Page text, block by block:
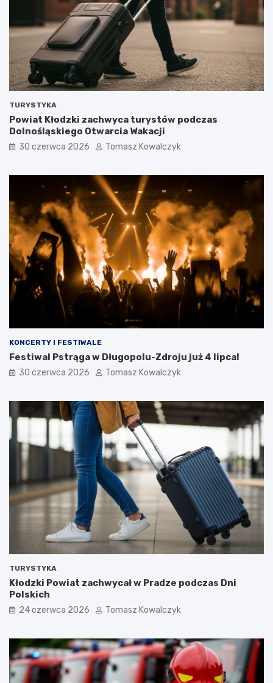
TURYSTYKA
Powiat Kłodzki zachwyca turystów podczas
Dolnośląskiego Otwarcia Wakacji
30 czerwca 2026 Tomasz Kowalczyk
KONCERTY I FESTIWALE
Festiwal Pstrąga w Długopolu-Zdroju już 4 lipca!
30 czerwca 2026 Tomasz Kowalczyk
TURYSTYKA
Kłodzki Powiat zachwycał w Pradze podczas Dni
Polskich
24 czerwca 2026 Tomasz Kowalczyk